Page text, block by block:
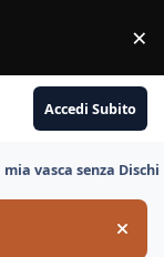
×
Accedi Subito
mia vasca senza Dischi
Hide